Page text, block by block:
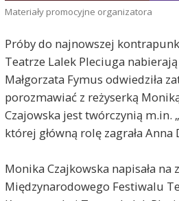
Materiały promocyjne organizatora
Próby do najnowszej
Teatrze Lalek Pleciuga
Małgorzata Fymus odwiedziła
porozmawiać z reżyserką
Czajowska jest twórczynią m.in.
której główną rolę zagrała Anna
Monika Czajkowska napisała na
Międzynarodowego Festiwalu